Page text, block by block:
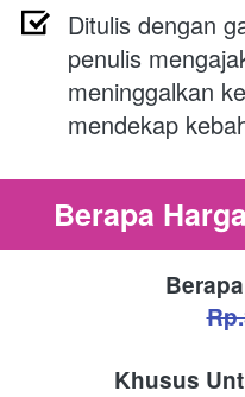
Ditulis dengan
penulis
meninggalkan
mendekap
Berapa
Khusus